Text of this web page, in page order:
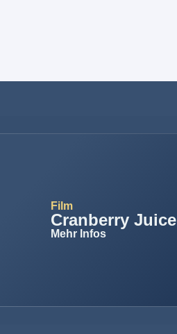
Film
Cranberry Juice
Mehr Infos